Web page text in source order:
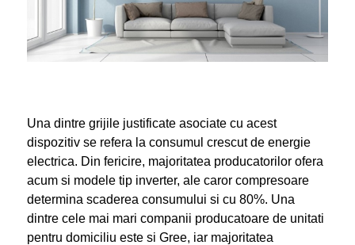
Una dintre grijile justificate asociate cu acest
dispozitiv se refera la consumul crescut de energie
electrica. Din fericire, majoritatea producatorilor ofera
acum si modele tip inverter, ale caror compresoare
determina scaderea consumului si cu 80%. Una
dintre cele mai mari companii producatoare de unitati
pentru domiciliu este si Gree, iar majoritatea